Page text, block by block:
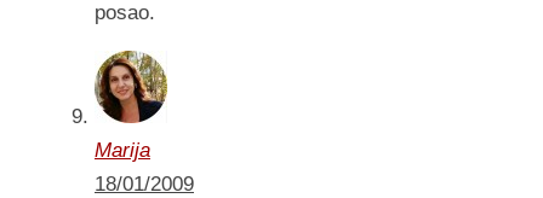
posao.
Marija
18/01/2009